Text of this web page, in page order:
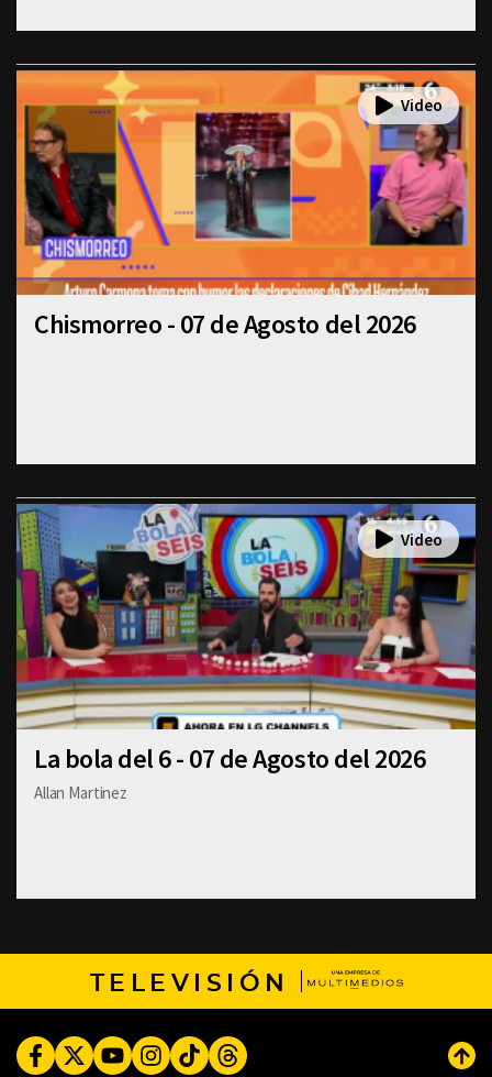
Chismorreo - 07 de Agosto del 2026
La bola del 6 - 07 de Agosto del 2026
Allan Martinez
TELEVISIÓN
FacebookTwitterYoutubeInstagram
TikTokThreads